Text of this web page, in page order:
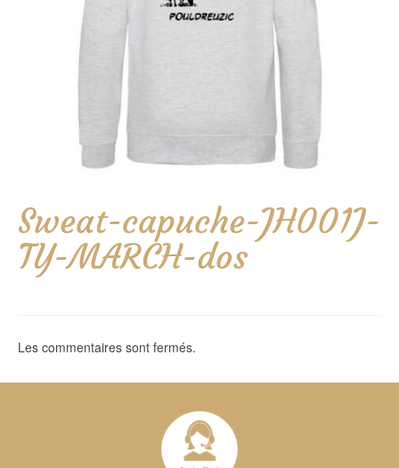
Sweat-capuche-JH001J-
TY-MARCH-dos
Les commentaires sont fermés.